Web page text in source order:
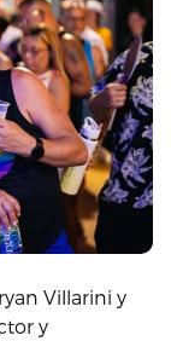
Villarini y
y